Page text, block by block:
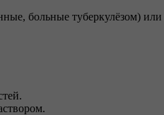
больные туберкулёзом)